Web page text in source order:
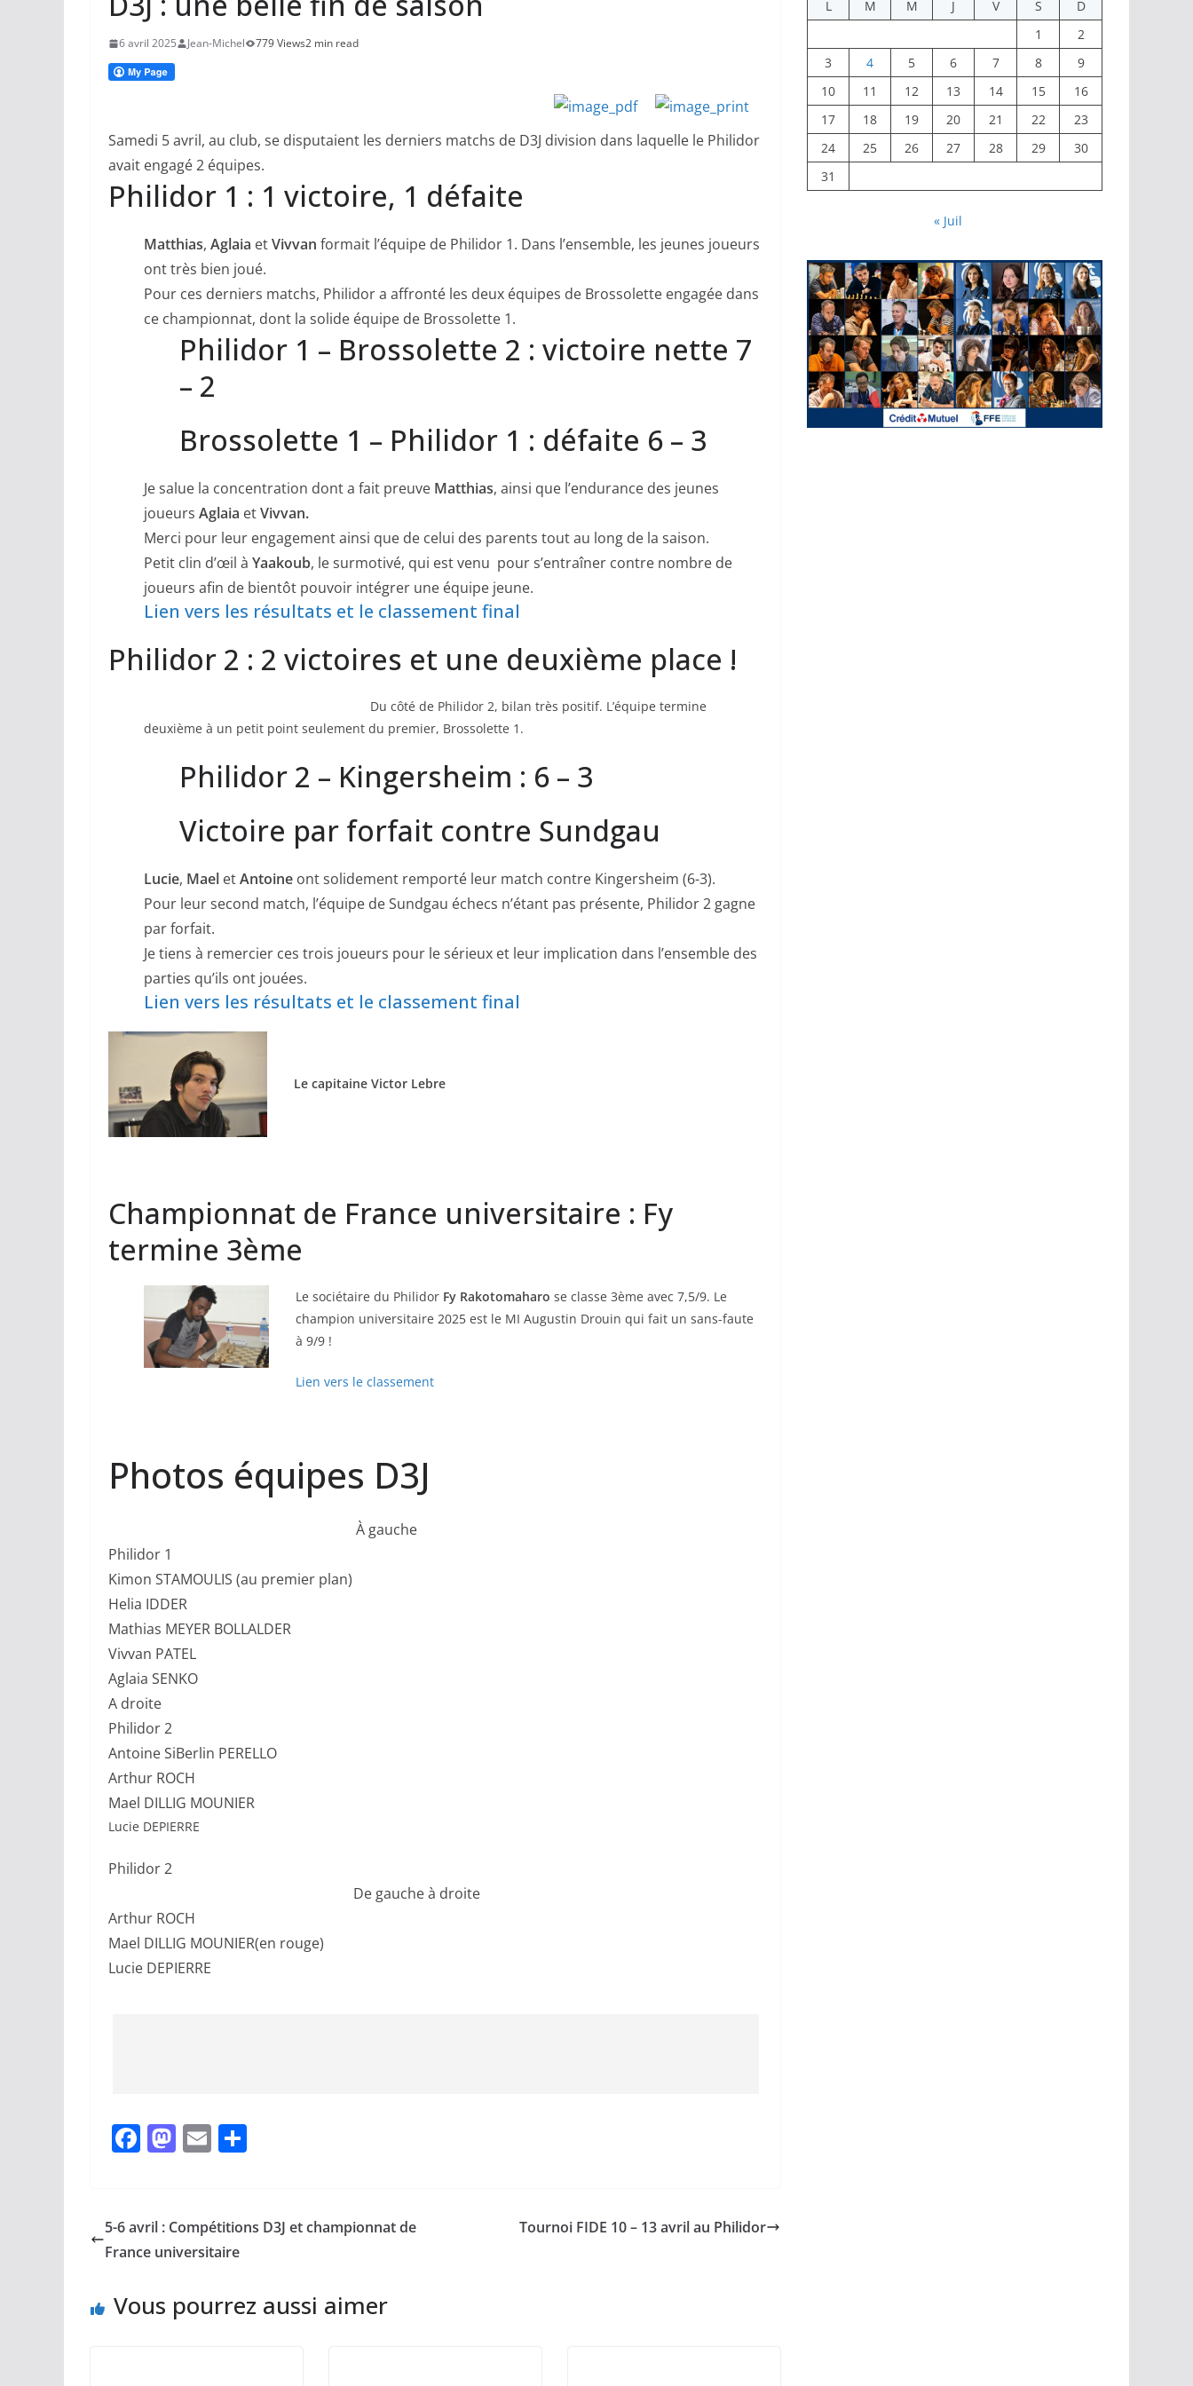
6 avril 2025 Jean-Michel 779 Views2 min read
Samedi 5 avril, au club, se disputaient les derniers matchs de D3J division dans laquelle le Philidor
avait engagé 2 équipes.
Philidor 1 : 1 victoire, 1 défaite
Matthias, Aglaia etVivvan formait l’équipe de Philidor 1. Dans l’ensemble, les jeunes joueurs
ont très bien joué.
Pour ces derniers matchs, Philidor a affronté les deux équipes de Brossolette engagée dans
ce championnat, dont la solide équipe de Brossolette 1.
Philidor 1 – Brossolette 2 : victoire nette 7
– 2
Brossolette 1 – Philidor 1 : défaite 6 – 3
Je salue la concentration dont a fait preuve Matthias, ainsi que l’endurance des jeunes
joueurs Aglaia etVivvan.
Merci pour leur engagement ainsi que de celui des parents tout au long de la saison.
Petit clin d’œil à Yaakoub, le surmotivé, qui est venu pour s’entraîner contre nombre de
joueurs afin de bientôt pouvoir intégrer une équipe jeune.
Lien vers les résultats et le classement final
Philidor 2 : 2 victoires et une deuxième place !
Du côté de Philidor 2, bilan très positif. L’équipe termine
deuxième à un petit point seulement du premier, Brossolette 1.
Philidor 2 – Kingersheim : 6 – 3
Victoire par forfait contre Sundgau
Lucie, Mael etAntoine ont solidement remporté leur match contre Kingersheim (6-3).
Pour leur second match, l’équipe de Sundgau échecs n’étant pas présente, Philidor 2 gagne
par forfait.
Je tiens à remercier ces trois joueurs pour le sérieux et leur implication dans l’ensemble des
parties qu’ils ont jouées.
Lien vers les résultats et le classement final
Le capitaine Victor Lebre
Championnat de France universitaire : Fy
termine 3ème
Le sociétaire du Philidor Fy Rakotomaharo se classe 3ème avec 7,5/9. Le
champion universitaire 2025 est le MI Augustin Drouin qui fait un sans-faute
à 9/9 !
Lien vers le classement
Photos équipes D3J
À gauche
Philidor 1
Kimon STAMOULIS (au premier plan)
Helia IDDER
Mathias MEYER BOLLALDER
Vivvan PATEL
Aglaia SENKO
A droite
Philidor 2
Antoine SiBerlin PERELLO
Arthur ROCH
Mael DILLIG MOUNIER
Lucie DEPIERRE
Philidor 2
De gauche à droite
Arthur ROCH
Mael DILLIG MOUNIER(en rouge)
Lucie DEPIERRE
F
e
b
o
M
o
d
n
E
l g
5-6 avril : Compétitions D3J et championnat de
France universitaire
Tournoi FIDE 10 – 13 avril au Philidor
Vous pourrez aussi aimer
L
M M J V S
D
1
2
3
4 5 6 7 8
9
10
11 12 13 14 15
16
17
18 19 20 21 22
23
24
25 26 27 28 29
30
31
« Juil